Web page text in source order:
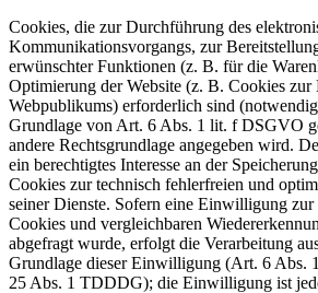
Cookies, die zur Durchführung des
Kommunikationsvorgangs, zur
erwünschter Funktionen (z. B. für die
Optimierung der Website (z. B. Cookies zur
Webpublikums) erforderlich sind
Grundlage von Art. 6 Abs. 1 lit. f DSGVO
andere Rechtsgrundlage angegeben wird.
ein berechtigtes Interesse an der
Cookies zur technisch fehlerfreien und
seiner Dienste. Sofern eine Einwilligung zur
Cookies und vergleichbaren
abgefragt wurde, erfolgt die Verarbeitung
Grundlage dieser Einwilligung (Art. 6 Abs.
25 Abs. 1 TDDDG); die Einwilligung ist